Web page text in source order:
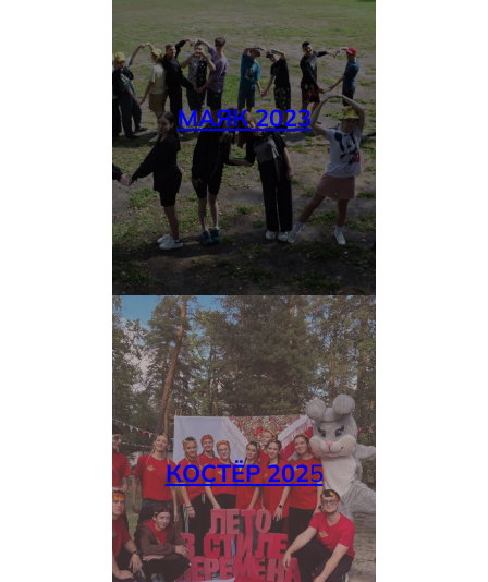
МАЯК 2023
КОСТЁР 2025